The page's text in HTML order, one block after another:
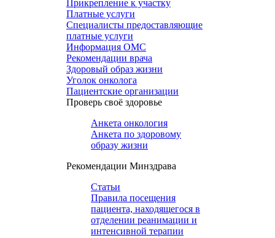
Прикрепление к участку
Платные услуги
Специалисты предоставляющие
платные услуги
Информация ОМС
Рекомендации врача
Здоровый образ жизни
Уголок онколога
Пациентские организации
Проверь своё здоровье
Анкета онкология
Анкета по здоровому
образу жизни
Рекомендации Минздрава
Статьи
Правила посещения
пациента, находящегося в
отделении реанимации и
интенсивной терапии